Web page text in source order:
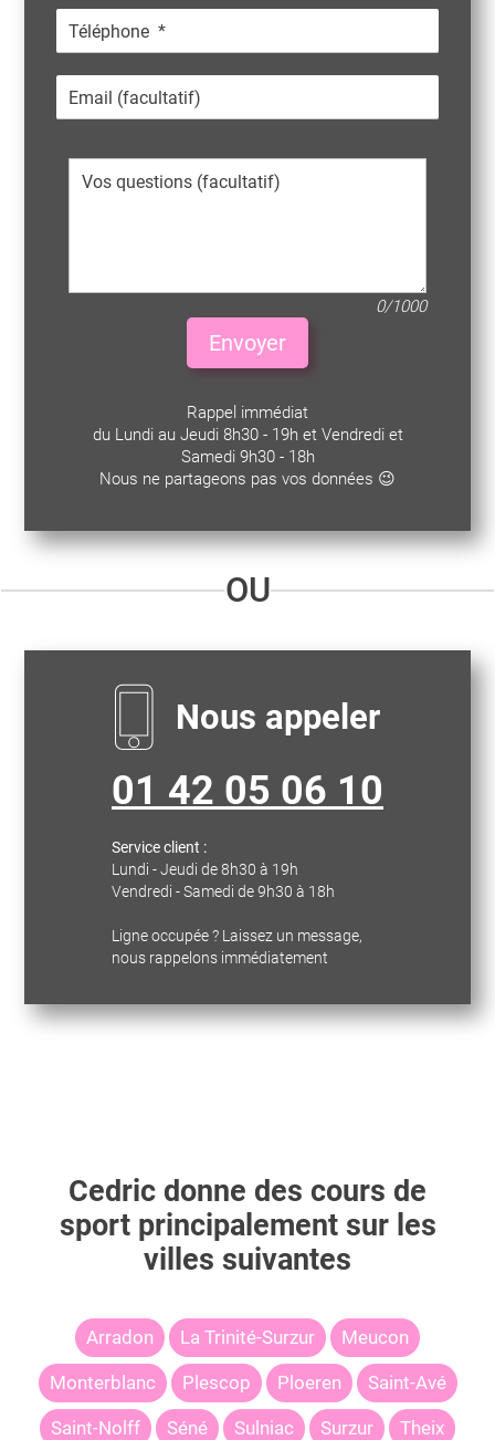
0/1000
Envoyer
Rappel immédiat
du Lundi au Jeudi 8h30 - 19h et Vendredi et
Samedi 9h30 - 18h
Nous ne partageons pas vos données 😉
OU
Nous appeler
01 42 05 06 10
Service client :
Lundi - Jeudi de 8h30 à 19h
Vendredi - Samedi de 9h30 à 18h
Ligne occupée ? Laissez un message,
nous rappelons immédiatement
Cedric donne des cours de
sport principalement sur les
villes suivantes
Arradon La Trinité-Surzur Meucon
Monterblanc Plescop Ploeren Saint-Avé
Saint-Nolff Séné Sulniac Surzur Theix